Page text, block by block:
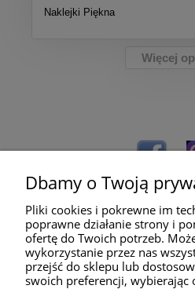
Naklejki Piękna
Więcej
Pomoc
Dbamy o Twoją
Pliki cookies i pokrewne im
poprawne działanie strony i
ofertę do Twoich potrzeb.
wykorzystanie przez nas
przejść do sklepu lub
swoich preferencji, wybierając